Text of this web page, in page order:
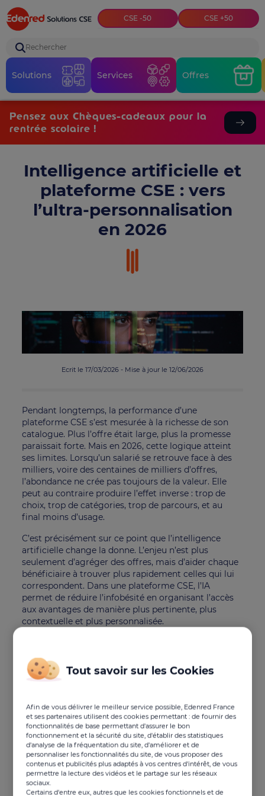
Top menu
CSE -50 CSE +50
Rechercher
Solutions Services Offres
Pensez aux Chèques-cadeaux pour la
rentrée scolaire !
Intelligence artificielle et
plateforme CSE : vers
l’ultra-personnalisation
en 2026
Ecrit le 17/03/2026 - Mise à jour le 12/06/2026
Pendant longtemps, la performance d’une
plateforme CSE s’est mesurée à la richesse de son
catalogue. Plus l’offre était large, plus la promesse
paraissait forte. Mais en 2026, cette logique atteint
ses limites. Lorsqu’un salarié se retrouve face à des
milliers, voire des centaines de milliers d’offres,
l’abondance ne crée pas toujours de la valeur. Elle
peut au contraire produire l’effet inverse : trop de
choix, trop de catégories, trop de parcours, et au
final moins d’usage.
C’est précisément sur ce point que l’intelligence
artificielle change la donne. L’enjeu n’est plus
seulement d’agréger des offres, mais d’aider chaque
bénéficiaire à trouver plus rapidement celles qui lui
correspondent. Dans une plateforme CSE, l’IA
permet de réduire l’infobésité en organisant l’accès
aux avantages de manière plus pertinente, plus
contextuelle et plus personnalisée.
Le point de départ : quand
l’abondance d’offres finit par
brouiller l’expérience
Pourquoi trop d’offres peut finir
par désengager les salariés
Sur le papier, un catalogue très riche semble être un
atout évident. Dans la pratique, il peut devenir
difficile à exploiter. Lorsqu’un salarié arrive sur une
Tout savoir sur les Cookies
Afin de vous délivrer le meilleur service possible, Edenred France
et ses partenaires utilisent des cookies permettant : de fournir des
fonctionnalités de base permettant d'assurer le bon
fonctionnement et la sécurité du site, d'établir des statistiques
d'analyse de la fréquentation du site, d'améliorer et de
personnaliser les fonctionnalités du site, de vous proposer des
contenus et publicités plus adaptés à vos centres d'intérêt, de vous
permettre la lecture des vidéos et le partage sur les réseaux
sociaux.
Certains d'entre eux, autres que les cookies fonctionnels et de